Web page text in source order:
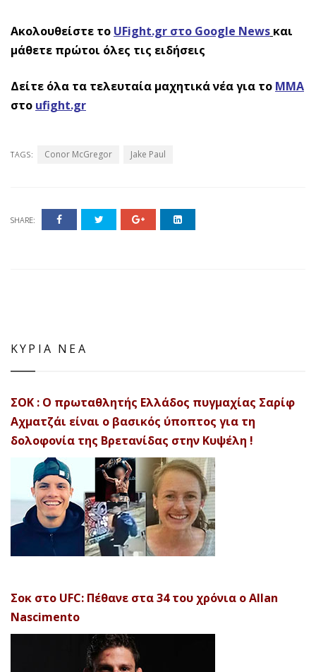
Ακολουθείστε το UFight.gr στο Google News και
μάθετε πρώτοι όλες τις ειδήσεις
Δείτε όλα τα τελευταία μαχητικά νέα για το ΜΜΑ
στο ufight.gr
TAGS: Conor McGregor Jake Paul
SHARE:
ΚΥΡΙΑ ΝΕΑ
ΣΟΚ : Ο πρωταθλητής Ελλάδος πυγμαχίας Σαρίφ
Αχματζάι είναι ο βασικός ύποπτος για τη
δολοφονία της Βρετανίδας στην Κυψέλη !
Σοκ στο UFC: Πέθανε στα 34 του χρόνια ο Allan
Nascimento